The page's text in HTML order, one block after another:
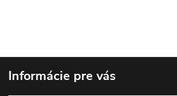
t
o
á
ZInformácie pre vás